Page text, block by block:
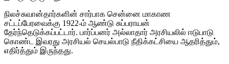
நிலச்சுவான்தார்களின் சார்பாக சென்னை மாகாண
சட்டப்பேரவைக்கு 1922-ம் ஆண்டு சுப்பராயன்
தேர்ந்தெடுக்கப்பட்டார். பார்ப்பனர் அல்லாதார் அரசியலில் ஈடுபாடு
கொண்ட இவரது அரசியல் செயல்பாடு நீதிக்கட்சியை ஆதரித்தும்,
எதிர்த்தும் இருந்தது.